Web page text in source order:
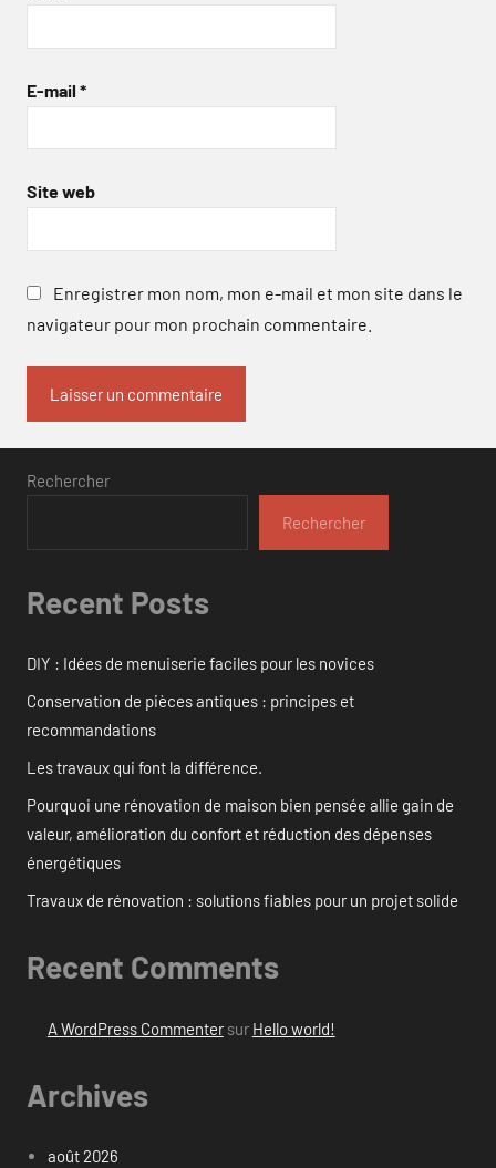
E-mail *
Site web
Enregistrer mon nom, mon e-mail et mon site dans le
navigateur pour mon prochain commentaire.
Rechercher
Rechercher
Recent Posts
DIY : Idées de menuiserie faciles pour les novices
Conservation de pièces antiques : principes et
recommandations
Les travaux qui font la différence.
Pourquoi une rénovation de maison bien pensée allie gain de
valeur, amélioration du confort et réduction des dépenses
énergétiques
Travaux de rénovation : solutions fiables pour un projet solide
Recent Comments
A WordPress Commentersur Hello world!
Archives
août 2026